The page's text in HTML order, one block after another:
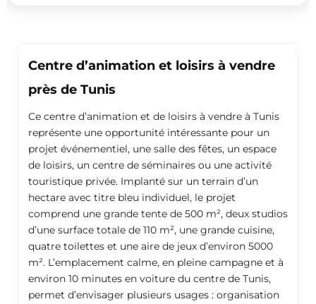
Centre d’animation et loisirs à vendre
près de Tunis
Ce centre d’animation et de loisirs à vendre à Tunis
représente une opportunité intéressante pour un
projet événementiel, une salle des fêtes, un espace
de loisirs, un centre de séminaires ou une activité
touristique privée. Implanté sur un terrain d’un
hectare avec titre bleu individuel, le projet
comprend une grande tente de 500 m², deux studios
d’une surface totale de 110 m², une grande cuisine,
quatre toilettes et une aire de jeux d’environ 5000
m². L’emplacement calme, en pleine campagne et à
environ 10 minutes en voiture du centre de Tunis,
permet d’envisager plusieurs usages : organisation